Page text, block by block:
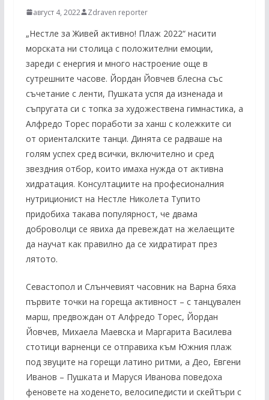
август 4, 2022 Zdraven reporter
„Нестле за Живей активно! Плаж 2022“ насити
морската ни столица с положителни емоции,
зареди с енергия и много настроение още в
сутрешните часове. Йордан Йовчев блесна със
съчетание с ленти, Пушката успя да изненада и
съпругата си с топка за художествена гимнастика, а
Алфредо Торес поработи за ханш с колежките си
от ориенталските танци. Динята се радваше на
голям успех сред всички, включително и сред
звездния отбор, които имаха нужда от активна
хидратация. Консултациите на професионалния
нутриционист на Нестле Николета Тупито
придобиха такава популярност, че двама
доброволци се явиха да превеждат на желаещите
да научат как правилно да се хидратират през
лятото.
Севастопол и Слънчевият часовник на Варна бяха
първите точки на гореща активност – с танцувален
марш, предвождан от Алфредо Торес, Йордан
Йовчев, Михаела Маевска и Маргарита Василева
стотици варненци се отправиха към Южния плаж
под звуците на горещи латино ритми, а Део, Евгени
Иванов – Пушката и Маруся Иванова поведоха
феновете на ходенето, велосипедисти и скейтъри с